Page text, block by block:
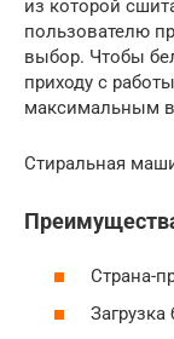
из которой
пользователю
выбор. Чтобы
приходу с
максимальным
Стиральная
Страна-